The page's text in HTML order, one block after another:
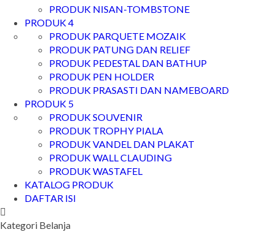
PRODUK NISAN-TOMBSTONE
PRODUK 4
PRODUK PARQUETE MOZAIK
PRODUK PATUNG DAN RELIEF
PRODUK PEDESTAL DAN BATHUP
PRODUK PEN HOLDER
PRODUK PRASASTI DAN NAMEBOARD
PRODUK 5
PRODUK SOUVENIR
PRODUK TROPHY PIALA
PRODUK VANDEL DAN PLAKAT
PRODUK WALL CLAUDING
PRODUK WASTAFEL
KATALOG PRODUK
DAFTAR ISI
Kategori Belanja